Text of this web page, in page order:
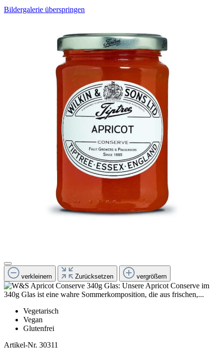
Bildergalerie überspringen
verkleinern Zurücksetzen vergrößern
Vegetarisch
Vegan
Glutenfrei
Artikel-Nr. 30311